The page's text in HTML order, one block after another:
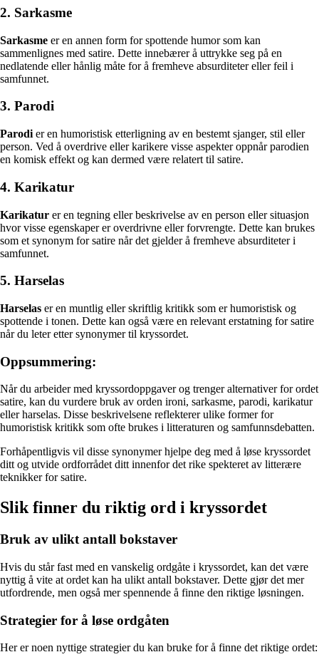
2. Sarkasme
Sarkasme er en annen form for spottende humor som kan
sammenlignes med satire. Dette innebærer å uttrykke seg på en
nedlatende eller hånlig måte for å fremheve absurditeter eller feil i
samfunnet.
3. Parodi
Parodi er en humoristisk etterligning av en bestemt sjanger, stil eller
person. Ved å overdrive eller karikere visse aspekter oppnår parodien
en komisk effekt og kan dermed være relatert til satire.
4. Karikatur
Karikatur er en tegning eller beskrivelse av en person eller situasjon
hvor visse egenskaper er overdrivne eller forvrengte. Dette kan brukes
som et synonym for satire når det gjelder å fremheve absurditeter i
samfunnet.
5. Harselas
Harselas er en muntlig eller skriftlig kritikk som er humoristisk og
spottende i tonen. Dette kan også være en relevant erstatning for satire
når du leter etter synonymer til kryssordet.
Oppsummering:
Når du arbeider med kryssordoppgaver og trenger alternativer for ordet
satire, kan du vurdere bruk av orden ironi, sarkasme, parodi, karikatur
eller harselas. Disse beskrivelsene reflekterer ulike former for
humoristisk kritikk som ofte brukes i litteraturen og samfunnsdebatten.
Forhåpentligvis vil disse synonymer hjelpe deg med å løse kryssordet
ditt og utvide ordforrådet ditt innenfor det rike spekteret av litterære
teknikker for satire.
Slik finner du riktig ord i kryssordet
Bruk av ulikt antall bokstaver
Hvis du står fast med en vanskelig ordgåte i kryssordet, kan det være
nyttig å vite at ordet kan ha ulikt antall bokstaver. Dette gjør det mer
utfordrende, men også mer spennende å finne den riktige løsningen.
Strategier for å løse ordgåten
Her er noen nyttige strategier du kan bruke for å finne det riktige ordet: